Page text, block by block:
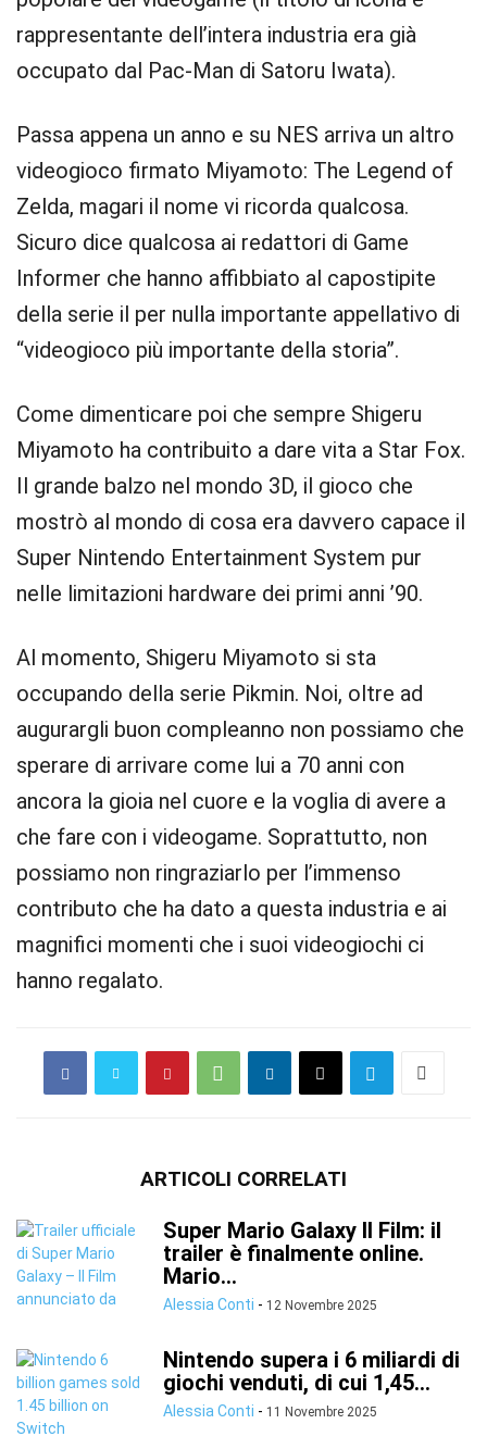
rappresentante dell’intera industria era già
occupato dal Pac-Man di Satoru Iwata).
Passa appena un anno e su NES arriva un altro
videogioco firmato Miyamoto: The Legend of
Zelda, magari il nome vi ricorda qualcosa.
Sicuro dice qualcosa ai redattori di Game
Informer che hanno affibbiato al capostipite
della serie il per nulla importante appellativo di
“videogioco più importante della storia”.
Come dimenticare poi che sempre Shigeru
Miyamoto ha contribuito a dare vita a Star Fox.
Il grande balzo nel mondo 3D, il gioco che
mostrò al mondo di cosa era davvero capace il
Super Nintendo Entertainment System pur
nelle limitazioni hardware dei primi anni ’90.
Al momento, Shigeru Miyamoto si sta
occupando della serie Pikmin. Noi, oltre ad
augurargli buon compleanno non possiamo che
sperare di arrivare come lui a 70 anni con
ancora la gioia nel cuore e la voglia di avere a
che fare con i videogame. Soprattutto, non
possiamo non ringraziarlo per l’immenso
contributo che ha dato a questa industria e ai
magnifici momenti che i suoi videogiochi ci
hanno regalato.
ARTICOLI CORRELATI
Super Mario Galaxy Il Film: il
trailer è finalmente online.
Mario...
Alessia Conti - 12 Novembre 2025
Nintendo supera i 6 miliardi di
giochi venduti, di cui 1,45...
Alessia Conti - 11 Novembre 2025